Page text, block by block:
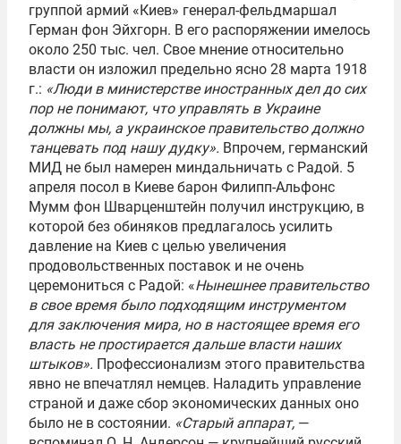
группой армий «Киев» генерал-фельдмаршал
Герман фон Эйхгорн. В его распоряжении имелось
около 250 тыс. чел. Свое мнение относительно
власти он изложил предельно ясно 28 марта 1918
г.: «Люди в министерстве иностранных дел до сих
пор не понимают, что управлять в Украине
должны мы, а украинское правительство должно
танцевать под нашу дудку». Впрочем, германский
МИД не был намерен миндальничать с Радой. 5
апреля посол в Киеве барон Филипп-Альфонс
Мумм фон Шварценштейн получил инструкцию, в
которой без обиняков предлагалось усилить
давление на Киев с целью увеличения
продовольственных поставок и не очень
церемониться с Радой: «Нынешнее правительство
в свое время было подходящим инструментом
для заключения мира, но в настоящее время его
власть не простирается дальше власти наших
штыков». Профессионализм этого правительства
явно не впечатлял немцев. Наладить управление
страной и даже сбор экономических данных оно
было не в состоянии. «Старый аппарат, —